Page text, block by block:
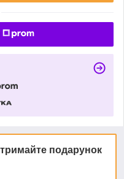
подарунок